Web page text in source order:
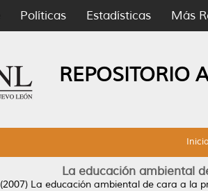
Políticas Estadísticas Más
REPOSITORIO
La educación ambiental
(2007) La educación ambiental de cara a la